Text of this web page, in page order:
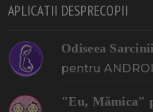
APLICATII DESPRECOPII
Odiseea
pentru
"Eu, Mămica"